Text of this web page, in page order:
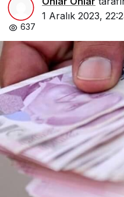
1 Aralık 2023,
637